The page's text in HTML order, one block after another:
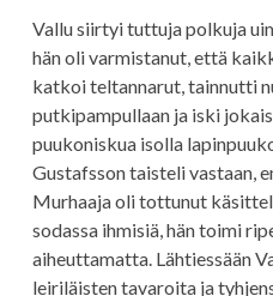
Vallu siirtyi tuttuja polkuja
hän oli varmistanut, että
katkoi teltannarut, tainnutti
putkipampullaan ja iski
puukoniskua isolla
Gustafsson taisteli vastaan,
Murhaaja oli tottunut
sodassa ihmisiä, hän toimi
aiheuttamatta. Lähtiessään
leiriläisten tavaroita ja